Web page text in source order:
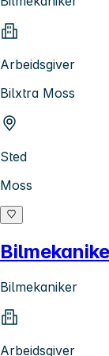
Arbeidsgiver
Bilxtra Moss
Sted
Moss
Bilmekaniker
Arbeidsgiver